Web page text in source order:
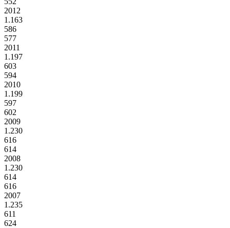
2012
1.163
586
577
2011
1.197
603
594
2010
1.199
597
602
2009
1.230
616
614
2008
1.230
614
616
2007
1.235
611
624